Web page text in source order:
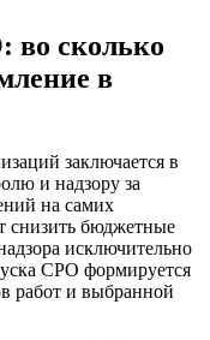
во сколько
в
заключается в
и надзору за
на самих
снизить бюджетные
исключительно
СРО формируется
работ и выбранной